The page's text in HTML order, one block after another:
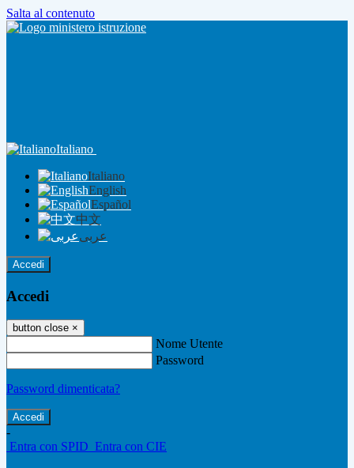
Salta al contenuto
Italiano
Italiano
English
Español
中文
عربى
Accedi
Accedi
button close ×
Nome Utente
Password
Password dimenticata?
-
Entra con SPID Entra con CIE